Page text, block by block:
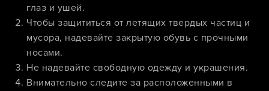
глаз и ушей.
Чтобы защититься от летящих твердых частиц и
мусора, надевайте закрытую обувь с прочными
носами.
Не надевайте свободную одежду и украшения.
Внимательно следите за расположенными в